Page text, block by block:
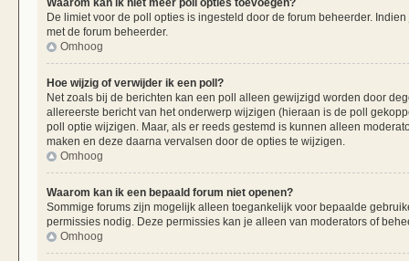
De limiet voor de poll opties is ingesteld door de forum beheerder.
met de forum beheerder.
Omhoog
Hoe wijzig of verwijder ik een poll?
Net zoals bij de berichten kan een poll alleen gewijzigd worden door
allereerste bericht van het onderwerp wijzigen (hieraan is de poll
poll optie wijzigen. Maar, als er reeds gestemd is kunnen alleen
maken en deze daarna vervalsen door de opties te wijzigen.
Omhoog
Waarom kan ik een bepaald forum niet openen?
Sommige forums zijn mogelijk alleen toegankelijk voor bepaalde
permissies nodig. Deze permissies kan je alleen van moderators of
Omhoog